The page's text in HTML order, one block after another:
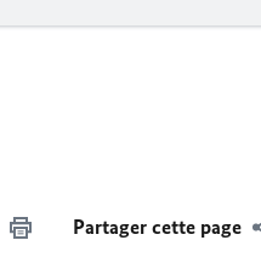
Partager cette page